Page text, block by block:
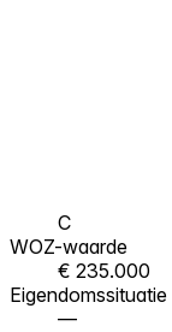
C
WOZ-waarde
€ 235.000
Eigendomssituatie
—